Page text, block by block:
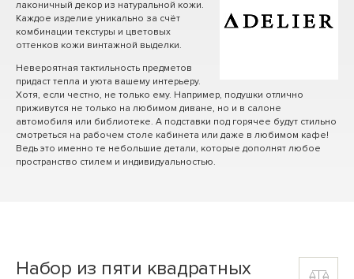
лаконичный декор из натуральной кожи.
Каждое изделие уникально за счёт
комбинации текстуры и цветовых
оттенков кожи винтажной выделки.
Невероятная тактильность предметов
придаст тепла и уюта вашему интерьеру.
Хотя, если честно, не только ему. Например, подушки отлично
приживутся не только на любимом диване, но и в салоне
автомобиля или библиотеке. А подставки под горячее будут стильно
смотреться на рабочем столе кабинета или даже в любимом кафе!
Ведь это именно те небольшие детали, которые дополнят любое
пространство стилем и индивидуальностью.
Набор из пяти квадратных